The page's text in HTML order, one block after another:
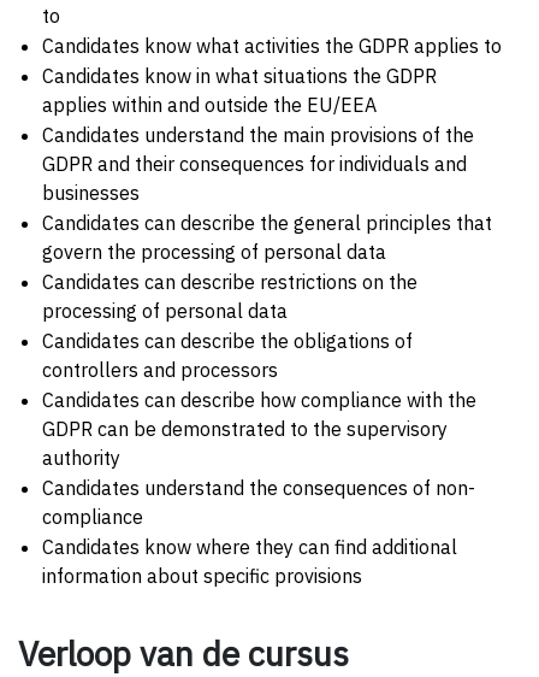
to
Candidates know what activities the GDPR applies to
Candidates know in what situations the GDPR
applies within and outside the EU/EEA
Candidates understand the main provisions of the
GDPR and their consequences for individuals and
businesses
Candidates can describe the general principles that
govern the processing of personal data
Candidates can describe restrictions on the
processing of personal data
Candidates can describe the obligations of
controllers and processors
Candidates can describe how compliance with the
GDPR can be demonstrated to the supervisory
authority
Candidates understand the consequences of non-
compliance
Candidates know where they can find additional
information about specific provisions
Verloop van de cursus